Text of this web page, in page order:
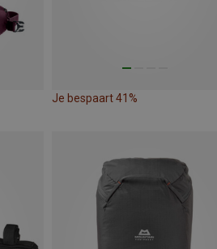
Je bespaart 41%